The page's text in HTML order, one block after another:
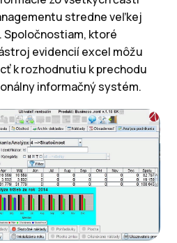
stredne veľkej
ktoré
evidencií excel môžu
k rozhodnutiu k prechodu
informačný systém.